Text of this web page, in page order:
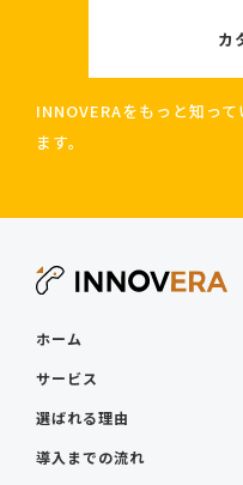
カ
INNOVERAをもっと知っ
ます。
ホーム
サービス
選ばれる理由
導入までの流れ